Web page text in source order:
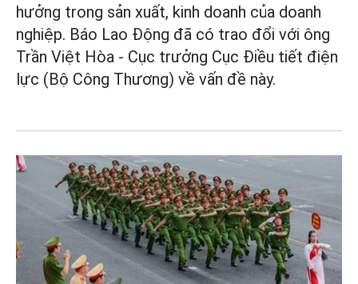
hưởng trong sản xuất, kinh doanh của doanh
nghiệp. Báo Lao Động đã có trao đổi với ông
Trần Việt Hòa - Cục trưởng Cục Điều tiết điện
lực (Bộ Công Thương) về vấn đề này.